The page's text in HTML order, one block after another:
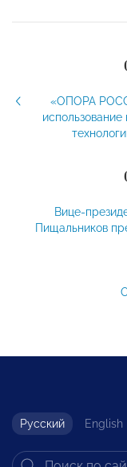
«ОПОРА
Вице-
Пищальников
Русский English